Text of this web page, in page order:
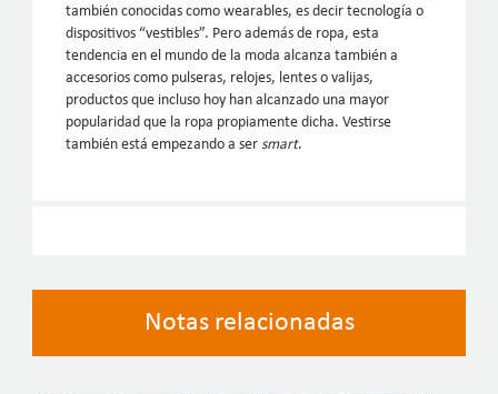
también conocidas como wearables, es decir tecnología o
dispositivos “vestibles”. Pero además de ropa, esta
tendencia en el mundo de la moda alcanza también a
accesorios como pulseras, relojes, lentes o valijas,
productos que incluso hoy han alcanzado una mayor
popularidad que la ropa propiamente dicha. Vestirse
también está empezando a sersmart.
Notas relacionadas